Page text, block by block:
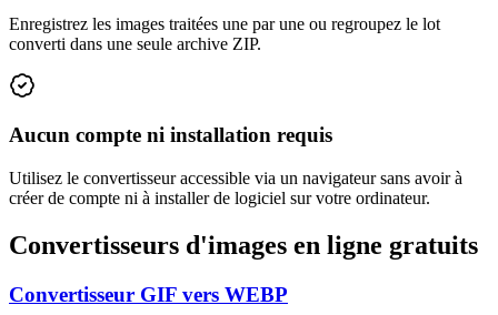
Enregistrez les images traitées une par une ou regroupez le lot
converti dans une seule archive ZIP.
Aucun compte ni installation requis
Utilisez le convertisseur accessible via un navigateur sans avoir à
créer de compte ni à installer de logiciel sur votre ordinateur.
Convertisseurs d'images en ligne gratuits
Convertisseur GIF vers WEBP